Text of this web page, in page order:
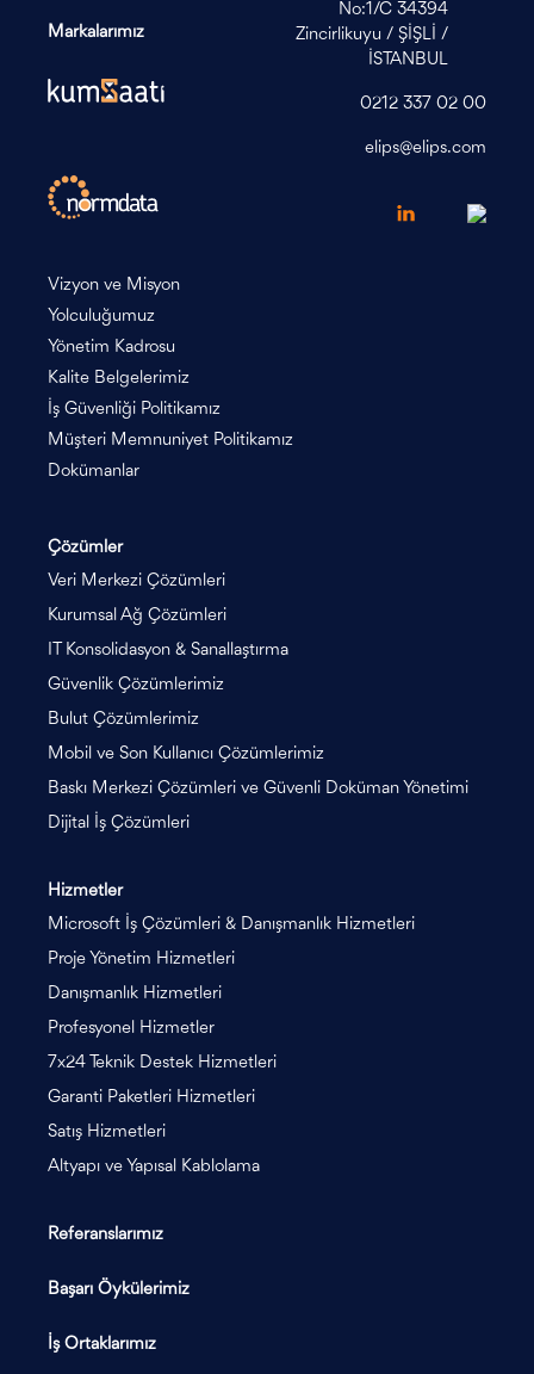
Markalarımız
No:1/C 34394
Zincirlikuyu / ŞİŞLİ /
İSTANBUL
0212 337 02 00
elips@elips.com
Vizyon ve Misyon
Yolculuğumuz
Yönetim Kadrosu
Kalite Belgelerimiz
İş Güvenliği Politikamız
Müşteri Memnuniyet Politikamız
Dokümanlar
Çözümler
Veri Merkezi Çözümleri
Kurumsal Ağ Çözümleri
IT Konsolidasyon & Sanallaştırma
Güvenlik Çözümlerimiz
Bulut Çözümlerimiz
Mobil ve Son Kullanıcı Çözümlerimiz
Baskı Merkezi Çözümleri ve Güvenli Doküman Yönetimi
Dijital İş Çözümleri
Hizmetler
Microsoft İş Çözümleri & Danışmanlık Hizmetleri
Proje Yönetim Hizmetleri
Danışmanlık Hizmetleri
Profesyonel Hizmetler
7x24 Teknik Destek Hizmetleri
Garanti Paketleri Hizmetleri
Satış Hizmetleri
Altyapı ve Yapısal Kablolama
Referanslarımız
Başarı Öykülerimiz
İş Ortaklarımız